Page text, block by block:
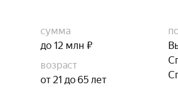
сумма
до 12 млн ₽
возраст
от 21 до 65 лет